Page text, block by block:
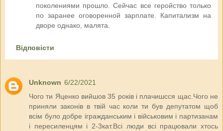
поколениями прошло. Сейчас все геройство только
по заранее оговоренной зарплате. Капитализм на
дворе однако, малята.
Відповісти
Unknown 6/22/2021
Чого ти Яценко вийшов 35 років і плачишсся щас.Чого не
приняли законів в твій час коли ти був депутатом щоб
всім було добре ігражданським і військовим і партизанам
і пересиленцям і 2-3кат.Всі люди всі працювали хтось